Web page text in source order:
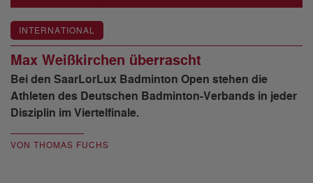
INTERNATIONAL
Max Weißkirchen überrascht
Bei den SaarLorLux Badminton Open stehen die
Athleten des Deutschen Badminton-Verbands in jeder
Disziplin im Viertelfinale.
VON THOMAS FUCHS